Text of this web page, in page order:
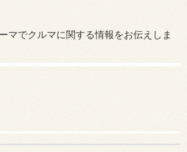
マでクルマに関する情報をお伝えしま